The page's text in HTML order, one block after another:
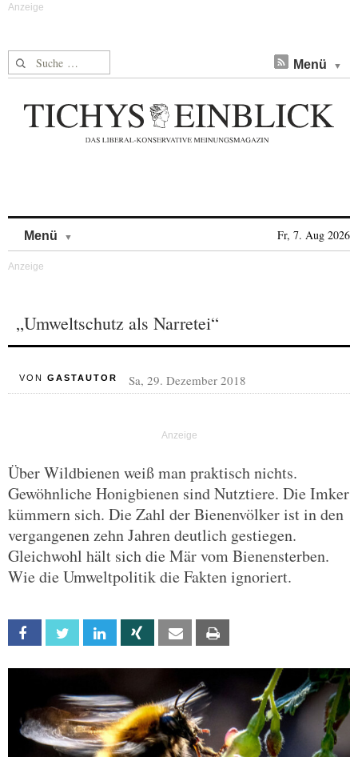
Suche nach: Menü
Menü Fr, 7. Aug 2026
„Umweltschutz als Narretei“
VON GASTAUTOR Sa, 29. Dezember 2018
Über Wildbienen weiß man praktisch nichts.
Gewöhnliche Honigbienen sind Nutztiere. Die Imker
kümmern sich. Die Zahl der Bienenvölker ist in den
vergangenen zehn Jahren deutlich gestiegen.
Gleichwohl hält sich die Mär vom Bienensterben.
Wie die Umweltpolitik die Fakten ignoriert.
Facebook Twitter Linkedin Xing Email